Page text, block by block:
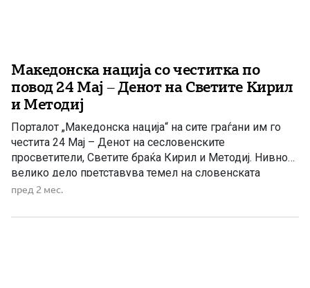
Македонска нација со честитка по
повод 24 Мај – Денот на Светите Кирил
и Методиј
Порталот „Македонска нација“ на сите граѓани им го
честита 24 Мај – Денот на сесловенските
просветители, Светите браќа Кирил и Методиј. Нивното
велико дело претставува темел на словенската
писменост, духовност и култура. Со создавањето на
писменоста и зачувувањето на јазикот и идентитетот
пред 2 мес.